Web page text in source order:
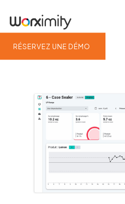
RÉSERVEZ UNE DÉMO